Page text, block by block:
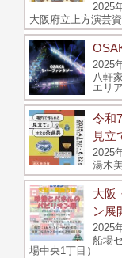
2025
大阪府立上方演芸
2025
八軒
エリ
令和
見立
2025
湯木
大阪
ン展
2025
船場
場中央1丁目）